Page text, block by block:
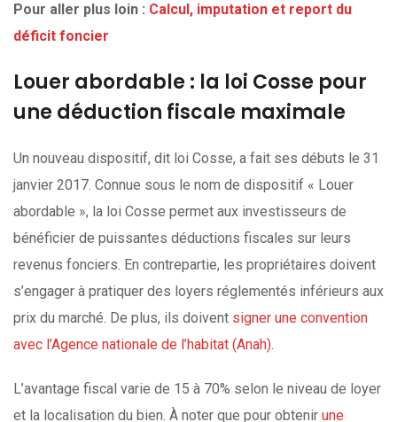
Pour aller plus loin : Calcul, imputation et report du
déficit foncier
Louer abordable : la loi Cosse pour
une déduction fiscale maximale
Un nouveau dispositif, dit loi Cosse, a fait ses débuts le 31
janvier 2017. Connue sous le nom de dispositif « Louer
abordable », la loi Cosse permet aux investisseurs de
bénéficier de puissantes déductions fiscales sur leurs
revenus fonciers. En contrepartie, les propriétaires doivent
s’engager à pratiquer des loyers réglementés inférieurs aux
prix du marché. De plus, ils doivent signer une convention
avec l’Agence nationale de l’habitat (Anah).
L’avantage fiscal varie de 15 à 70% selon le niveau de loyer
et la localisation du bien. À noter que pour obtenir une